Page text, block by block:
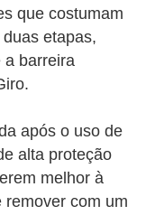
que costumam
etapas,
a barreira
após o uso de
alta proteção
melhor à
com um